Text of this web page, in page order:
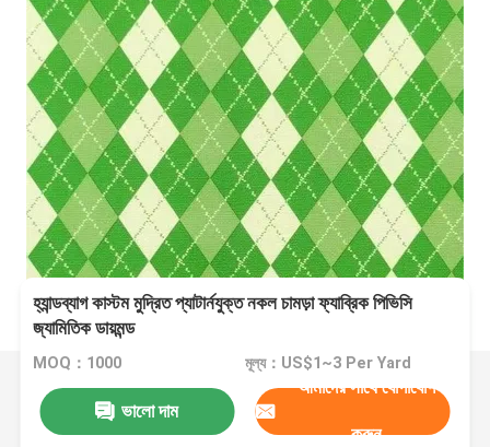
হ্যান্ডব্যাগ কাস্টম মুদ্রিত প্যাটার্নযুক্ত নকল চামড়া ফ্যাব্রিক পিভিসি
জ্যামিতিক ডায়মন্ড
MOQ：1000 মূল্য：US$1~3 Per Yard
ভালো দাম
আমাদের সাথে যোগাযোগ
করুন